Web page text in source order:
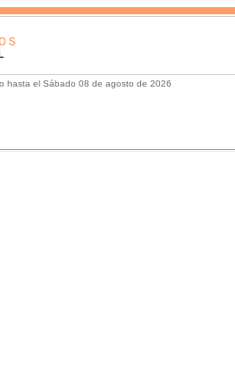
hasta el Sábado 08 de agosto de 2026